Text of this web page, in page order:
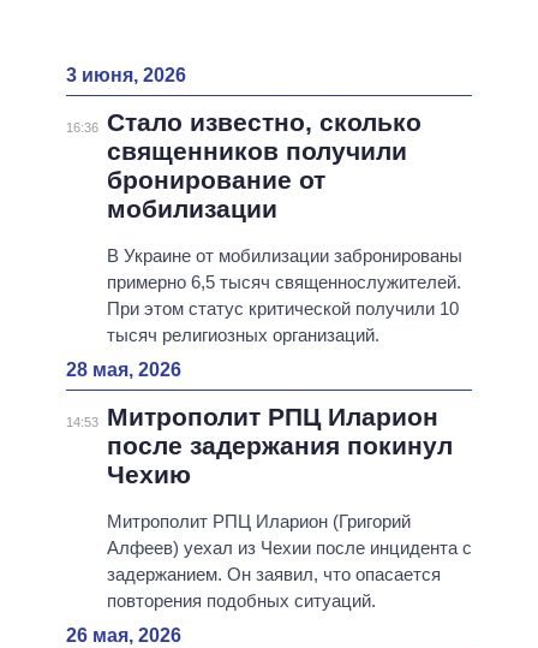
3 июня, 2026
16:36 Стало известно, сколько
священников получили
бронирование от
мобилизации
В Украине от мобилизации забронированы
примерно 6,5 тысяч священнослужителей.
При этом статус критической получили 10
тысяч религиозных организаций.
28 мая, 2026
14:53
Митрополит РПЦ Иларион
после задержания покинул
Чехию
Митрополит РПЦ Иларион (Григорий
Алфеев) уехал из Чехии после инцидента с
задержанием. Он заявил, что опасается
повторения подобных ситуаций.
26 мая, 2026